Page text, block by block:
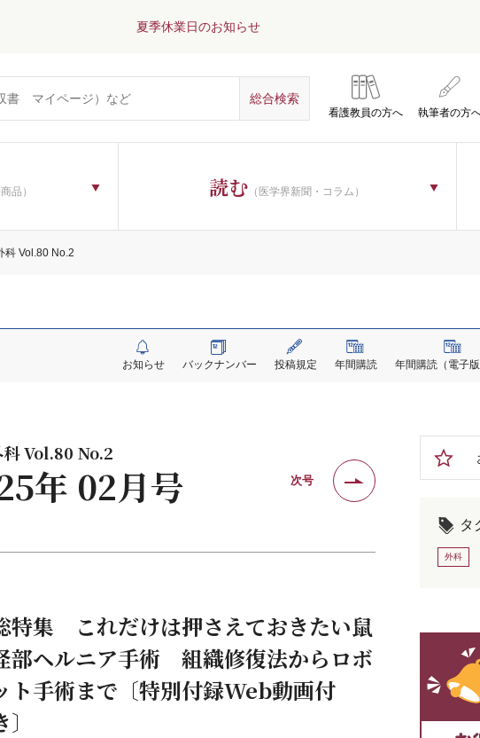
夏季休業日のお知らせ
看護教員の方へ 執筆者の方
品） 読む （医学界新聞・コラム）
科 Vol.80 No.2
お知らせ バックナンバー 投稿規定 年間購読 年間購読 （電子
科 Vol.80 No.2
年 02月号 次号
特集 これだけは押さえておきたい鼠
部ヘルニア手術 組織修復法からロボ
ト手術まで〔特別付録Web動画付
タ
外科